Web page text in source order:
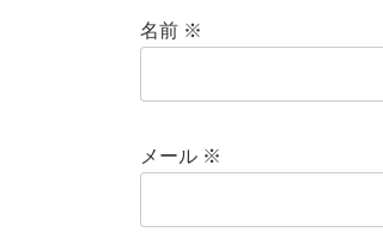
次回のコメントで使用
上に表示された文字を入力